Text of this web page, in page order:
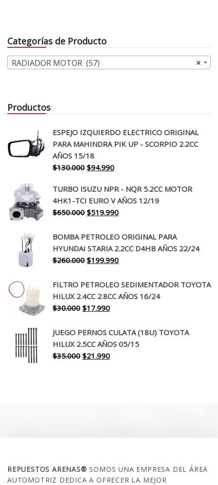
Categorías de Producto
×
RADIADOR MOTOR (57)
Productos
ESPEJO IZQUIERDO ELECTRICO ORIGINAL
PARA MAHINDRA PIK UP - SCORPIO 2.2CC
AÑOS 15/18
$130.000 El
original
era:
$130.000.
$94.990El
actual
es:
$94.990.
TURBO ISUZU NPR - NQR 5.2CC MOTOR
4HK1-TCI EURO V AÑOS 12/19
$650.000 El
original
era:
$650.000.
$519.990El
actual
es:
$519.990.
BOMBA PETROLEO ORIGINAL PARA
HYUNDAI STARIA 2.2CC D4HB AÑOS 22/24
$260.000 El
original
era:
$260.000.
$199.990El
actual
es:
FILTRO PETROLEO SEDIMENTADOR TOYOTA
HILUX 2.4CC 2.8CC AÑOS 16/24
$30.000 El
original
era:
$30.000.
$17.990El
actual
es:
$17.990.
JUEGO PERNOS CULATA (18U) TOYOTA
HILUX 2.5CC AÑOS 05/15
$35.000 El
$21.990El
REPUESTOS ARENAS®SOMOS UNA EMPRESA DEL ÁREA
AUTOMOTRIZ DEDICA A OFRECER LA MEJOR